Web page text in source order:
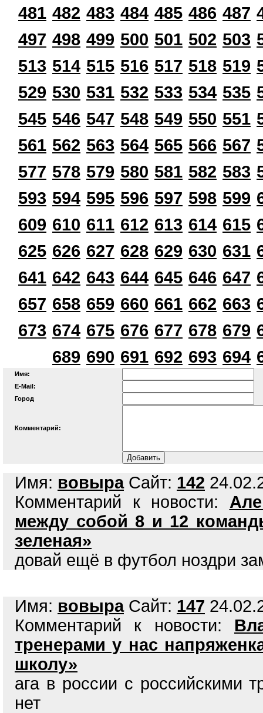
481 482 483 484 485 486 487
497 498 499 500 501 502 503
513 514 515 516 517 518 519
529 530 531 532 533 534 535
545 546 547 548 549 550 551
561 562 563 564 565 566 567
577 578 579 580 581 582 583
593 594 595 596 597 598 599
609 610 611 612 613 614 615
625 626 627 628 629 630 631
641 642 643 644 645 646 647
657 658 659 660 661 662 663
673 674 675 676 677 678 679
689 690 691 692 693 694
Имя:
E-Mail:
Город
Комментарий:
Имя: вовыраСайт: 142
Комментарий к новости:
между собой 8 и 12
зеленая»
довай ещё в футбол ноздри
Имя: вовыраСайт: 147
Комментарий к новости:
тренерами у нас
школу»
ага в россии с российскими
нет